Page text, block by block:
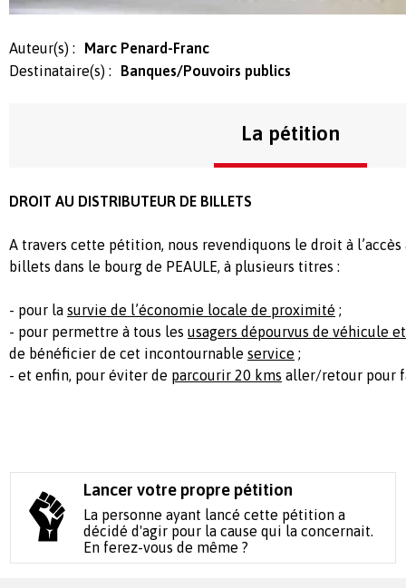
Auteur(s) :
Marc Penard-Franc
Destinataire(s) :
Banques/Pouvoirs publics
La pétition
DROIT AU DISTRIBUTEUR DE BILLETS
A travers cette pétition, nous revendiquons le droit à
billets dans le bourg de PEAULE, à plusieurs titres :
- pour la survie de l’économie locale de proximité ;
- pour permettre à tous les usagers dépourvus de véhicule
de bénéficier de cet incontournable service ;
- et enfin, pour éviter de parcourir 20 kms aller/retour pour
Lancer votre propre pétition
La personne ayant lancé cette pétition a
décidé d'agir pour la cause qui la concernait.
En ferez-vous de même ?